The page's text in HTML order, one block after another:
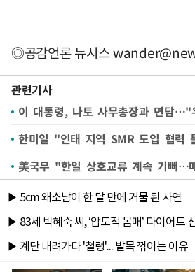
◎공감언론 뉴시스
관련기사
美국무 "한일 상호교류 계속 기뻐…